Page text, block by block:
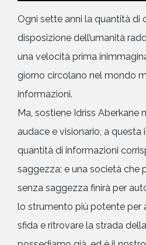
Ogni sette anni la quantità di
disposizione dell’umanità
una velocità prima
giorno circolano nel mondo
informazioni.
Ma, sostiene Idriss Aberkane
audace e visionario, a questa
quantità di informazioni
saggezza; e una società che
senza saggezza finirà per
lo strumento più potente per
sfida e ritrovare la strada